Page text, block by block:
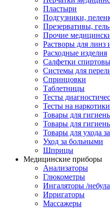
Пластыри
Подгузники,
Презервативы,
Прочие
Растворы для линз
Расходные изделия
Салфетки
Системы для
Спринцовки
Таблетницы
Тесты
Тесты на
Товары для
Товары для
Товары для ухода
Уход за больными
Шприцы
Медицинские приборы
Анализаторы
Глюкометры
Ингаляторы /
Ирригаторы
Массажеры